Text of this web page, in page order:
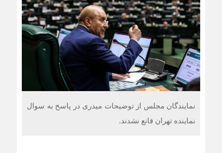
نمایندگان مجلس از توضیحات میدری در پاسخ به سوال
نماینده تهران قانع نشدند.